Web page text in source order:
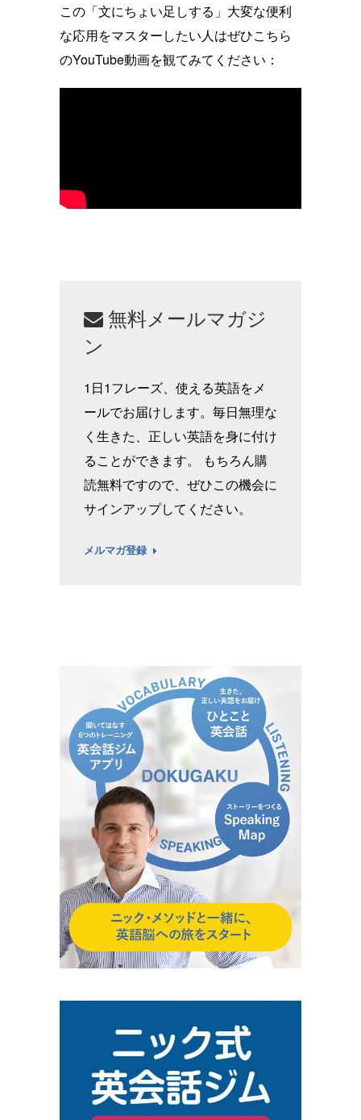
この「文にちょい足しする」大変な便利
な応用をマスターしたい人はぜひこちら
のYouTube動画を観てみてください：
無料メールマガジ
ン
1日1フレーズ、使える英語をメ
ールでお届けします。毎日無理な
く生きた、正しい英語を身に付け
ることができます。 もちろん購
読無料ですので、ぜひこの機会に
サインアップしてください。
メルマガ登録